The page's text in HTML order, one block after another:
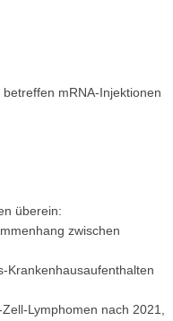
mRNA-Injektionen
überein:
zwischen
Krankenhausaufenthalten
Lymphomen nach 2021,